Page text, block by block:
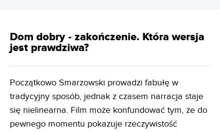
Dom dobry - zakończenie. Która wersja
jest prawdziwa?
Początkowo Smarzowski prowadzi fabułę w
tradycyjny sposób, jednak z czasem narracja staje
się nielinearna. Film może konfundować tym, że do
pewnego momentu pokazuje rzeczywistość